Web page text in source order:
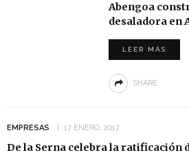
Abengoa
desaladora en
LEER MÁS
SHARE
EMPRESAS 17 ENERO, 2017
De la Serna celebra la ratificación